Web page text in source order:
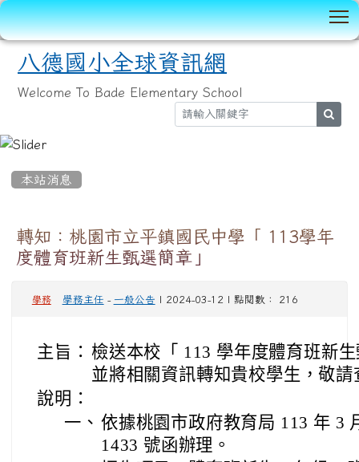
八德國小全球資訊網
Welcome To Bade Elementary School
本站消息
轉知：桃園市立平鎮國民中學「 113學年
度體育班新生甄選簡章」
學務 學務主任 - 一般公告 | 2024-03-12 | 點閱數： 216
主旨： 檢送本校「 113 學年度體育班新
並將相關資訊轉知貴校學生，敬請
說明：
一、 依據桃園市政府教育局 113 年 3
1433 號函辦理。